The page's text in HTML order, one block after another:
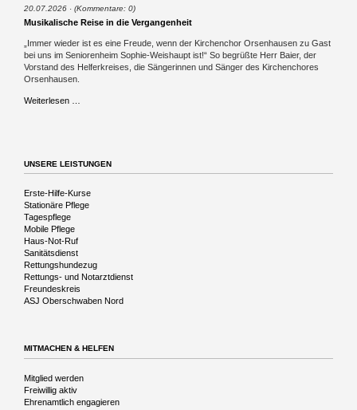
20.07.2026 (Kommentare: 0)
Musikalische Reise in die Vergangenheit
„Immer wieder ist es eine Freude, wenn der Kirchenchor Orsenhausen zu Gast
bei uns im Seniorenheim Sophie-Weishaupt ist!“ So begrüßte Herr Baier, der
Vorstand des Helferkreises, die Sängerinnen und Sänger des Kirchenchores
Orsenhausen.
Weiterlesen …
UNSERE LEISTUNGEN
Navigation
überspringen
Erste-Hilfe-Kurse
Stationäre Pflege
Tagespflege
Mobile Pflege
Haus-Not-Ruf
Sanitätsdienst
Rettungshundezug
Rettungs- und Notarztdienst
Freundeskreis
ASJ Oberschwaben Nord
MITMACHEN & HELFEN
Navigation
überspringen
Mitglied werden
Freiwillig aktiv
Ehrenamtlich engagieren